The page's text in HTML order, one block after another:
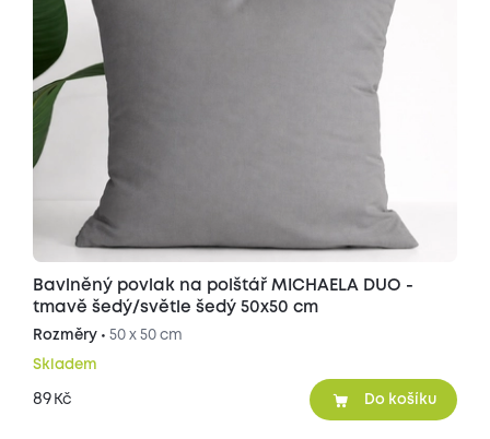
Bavlněný povlak na polštář MICHAELA DUO -
tmavě šedý/světle šedý 50x50 cm
Rozměry • 50 x 50 cm
Skladem
89 Kč Do košíku